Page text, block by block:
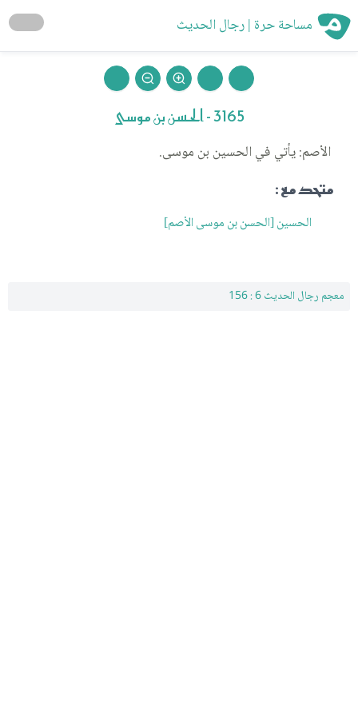
مساحة حرة | رجال الحديث
3165 - الحسن بن موسى
الأصم: يأتي في الحسين بن موسى.
متحد مع :
الحسين [الحسن بن موسى الأصم]
معجم رجال الحديث 6 : 156